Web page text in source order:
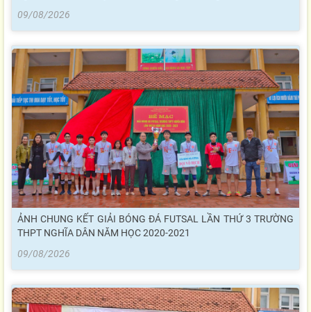
09/08/2026
ẢNH CHUNG KẾT GIẢI BÓNG ĐÁ FUTSAL LẦN THỨ 3 TRƯỜNG
THPT NGHĨA DÂN NĂM HỌC 2020-2021
09/08/2026